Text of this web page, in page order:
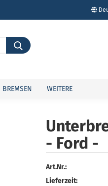
Konto erstellen
Passwort
BREMSEN WEITERE
- Ford -
Art.Nr.:
Lieferzeit: